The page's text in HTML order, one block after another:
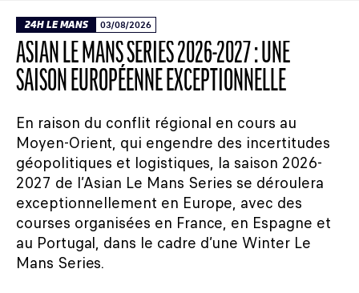
24H LE MANS 03/08/2026
ASIAN LE MANS SERIES 2026-2027 : UNE
SAISON EUROPÉENNE EXCEPTIONNELLE
En raison du conflit régional en cours au
Moyen-Orient, qui engendre des incertitudes
géopolitiques et logistiques, la saison 2026-
2027 de l’Asian Le Mans Series se déroulera
exceptionnellement en Europe, avec des
courses organisées en France, en Espagne et
au Portugal, dans le cadre d’une Winter Le
Mans Series.